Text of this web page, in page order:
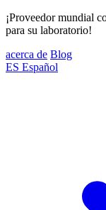
¡Proveedor mundial
para su laboratorio!
acerca de Blog
ES Español